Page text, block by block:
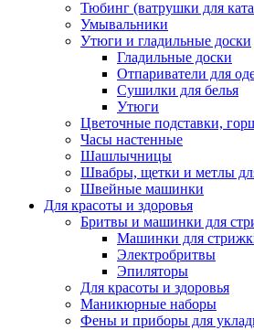
Тюбинг (ватрушки для
Умывальники
Утюги и гладильные доски
Гладильные доски
Отпариватели для
Сушилки для белья
Утюги
Цветочные подставки,
Часы настенные
Шашлычницы
Швабры, щетки и метлы
Швейные машинки
Для красоты и здоровья
Бритвы и машинки для
Машинки для
Электробритвы
Эпиляторы
Для красоты и здоровья
Маникюрные наборы
Фены и приборы для